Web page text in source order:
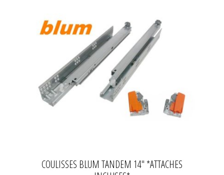
COULISSES BLUM TANDEM 14" *ATTACHES